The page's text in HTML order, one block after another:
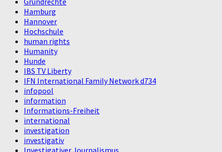
Hamburg
Hannover
Hochschule
human rights
Humanity
Hunde
IBS TV Liberty
IFN International Family Network d734
infopool
information
Informations-Freiheit
international
investigation
investigativ